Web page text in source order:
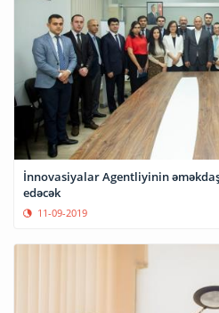
İnnovasiyalar Agentliyinin
edəcək
11-09-2019